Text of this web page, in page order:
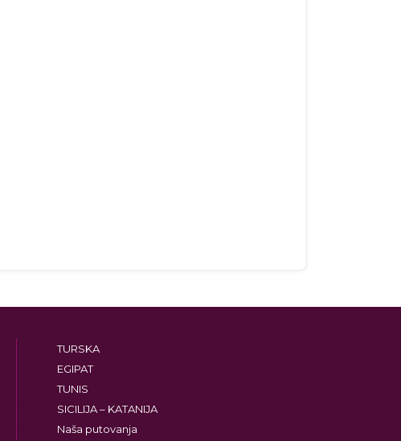
TURSKA
EGIPAT
TUNIS
SICILIJA – KATANIJA
Naša putovanja